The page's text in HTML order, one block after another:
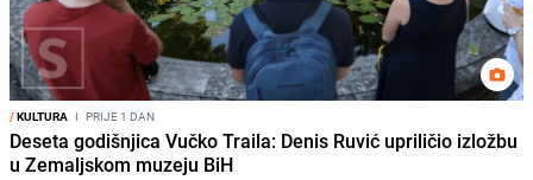
/KULTURA I PRIJE 1 DAN
Deseta godišnjica Vučko Traila: Denis Ruvić upriličio izložbu
u Zemaljskom muzeju BiH